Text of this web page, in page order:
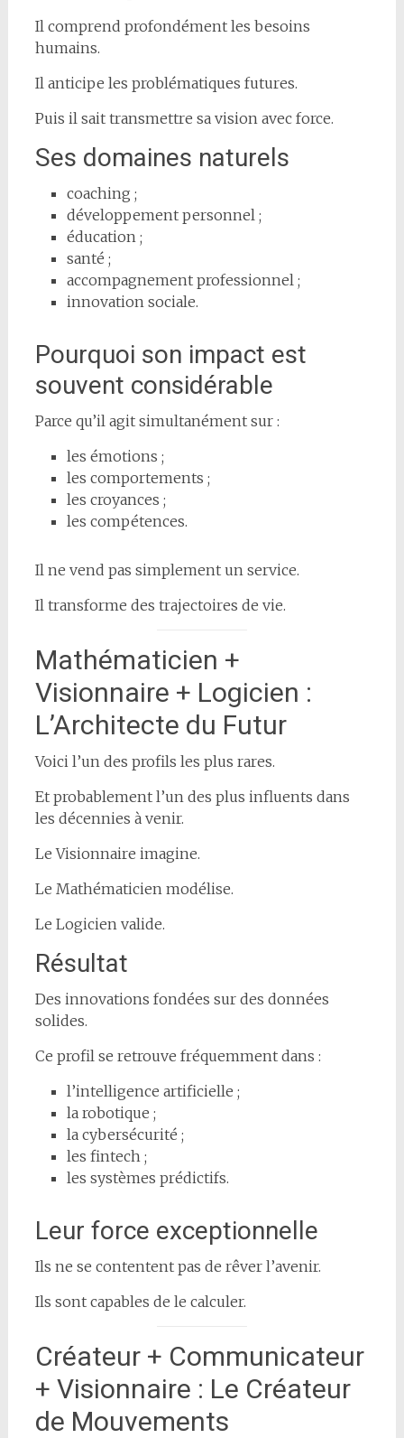
Il comprend profondément les besoins
humains.
Il anticipe les problématiques futures.
Puis il sait transmettre sa vision avec force.
Ses domaines naturels
coaching ;
développement personnel ;
éducation ;
santé ;
accompagnement professionnel ;
innovation sociale.
Pourquoi son impact est
souvent considérable
Parce qu’il agit simultanément sur :
les émotions ;
les comportements ;
les croyances ;
les compétences.
Il ne vend pas simplement un service.
Il transforme des trajectoires de vie.
Mathématicien +
Visionnaire + Logicien :
L’Architecte du Futur
Voici l’un des profils les plus rares.
Et probablement l’un des plus influents dans
les décennies à venir.
Le Visionnaire imagine.
Le Mathématicien modélise.
Le Logicien valide.
Résultat
Des innovations fondées sur des données
solides.
Ce profil se retrouve fréquemment dans :
l’intelligence artificielle ;
la robotique ;
la cybersécurité ;
les fintech ;
les systèmes prédictifs.
Leur force exceptionnelle
Ils ne se contentent pas de rêver l’avenir.
Ils sont capables de le calculer.
Créateur + Communicateur
+ Visionnaire : Le Créateur
de Mouvements